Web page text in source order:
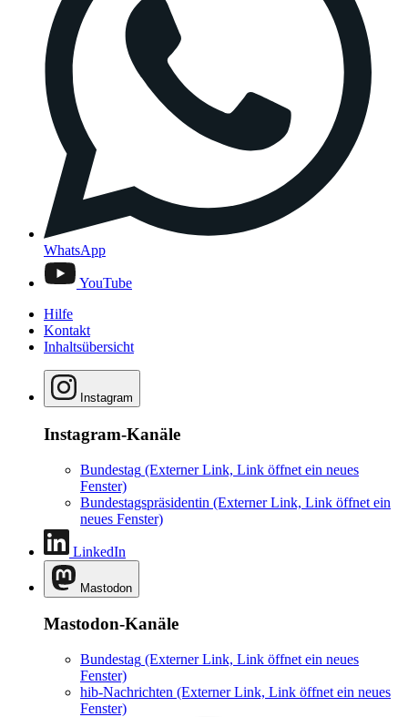
WhatsApp
YouTube
Hilfe
Kontakt
Inhaltsübersicht
Instagram
Instagram-Kanäle
Bundestag (Externer Link, Link öffnet ein neues
Fenster)
Bundestagspräsidentin (Externer Link, Link öffnet ein
neues Fenster)
LinkedIn
Mastodon
Mastodon-Kanäle
Bundestag (Externer Link, Link öffnet ein neues
Fenster)
hib-Nachrichten (Externer Link, Link öffnet ein neues
Fenster)